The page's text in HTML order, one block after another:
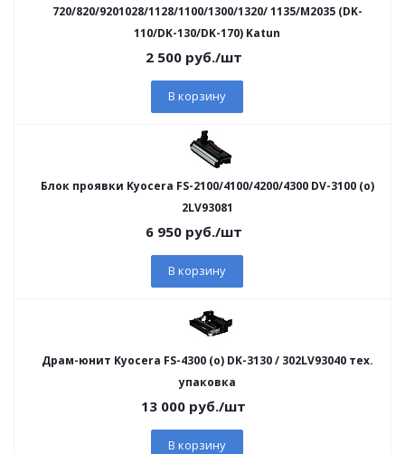
720/820/9201028/1128/1100/1300/1320/ 1135/M2035 (DK-
110/DK-130/DK-170) Katun
2 500руб./шт
В корзину
Блок проявки Kyocera FS-2100/4100/4200/4300 DV-3100 (o)
2LV93081
6 950руб./шт
В корзину
Драм-юнит Kyocera FS-4300 (o) DK-3130 / 302LV93040 тех.
упаковка
13 000 руб./шт
В корзину